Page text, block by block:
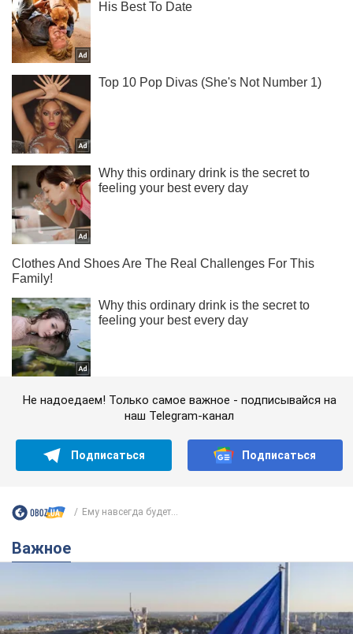
Не надоедаем! Только самое важное - подписывайся на
наш Telegram-канал
Подписаться Подписаться
Ему навсегда будет...
Важное